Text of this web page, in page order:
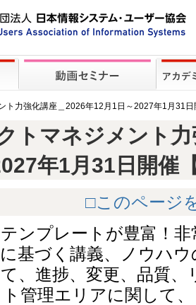
ト力強化講座＿2026年12月1日～2027年1月31
トマネジメント
年1月31日開催
□このページ
ンプレートが豊富！
基づく講義、ノウハ
、進捗、変更、品質
管理エリアに関して